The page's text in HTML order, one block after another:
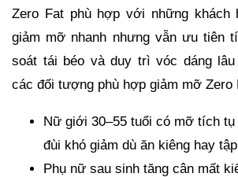
Zero Fat phù hợp với những khách
giảm mỡ nhanh nhưng vẫn ưu tiên
soát tái béo và duy trì vóc dáng
các đối tượng phù hợp giảm mỡ Zero
Nữ giới 30–55 tuổi có mỡ tích tụ
đùi khó giảm dù ăn kiêng hay
Phụ nữ sau sinh tăng cân mất